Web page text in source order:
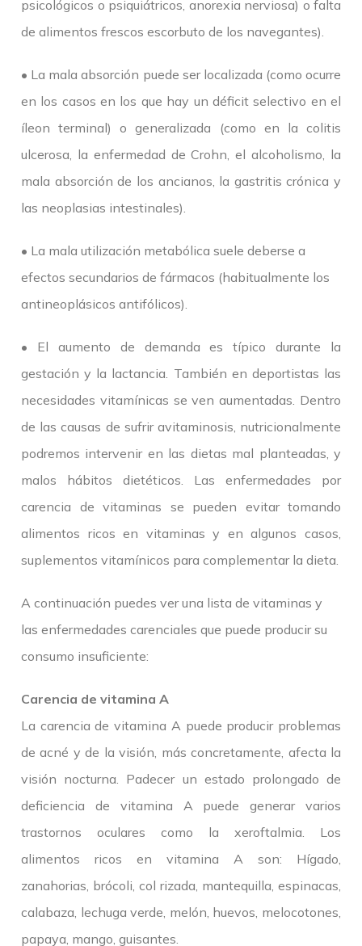
psicológicos o psiquiátricos, anorexia nerviosa) o falta
de alimentos frescos escorbuto de los navegantes).
• La mala absorción puede ser localizada (como ocurre
en los casos en los que hay un déficit selectivo en el
íleon terminal) o generalizada (como en la colitis
ulcerosa, la enfermedad de Crohn, el alcoholismo, la
mala absorción de los ancianos, la gastritis crónica y
las neoplasias intestinales).
• La mala utilización metabólica suele deberse a
efectos secundarios de fármacos (habitualmente los
antineoplásicos antifólicos).
• El aumento de demanda es típico durante la
gestación y la lactancia. También en deportistas las
necesidades vitamínicas se ven aumentadas. Dentro
de las causas de sufrir avitaminosis, nutricionalmente
podremos intervenir en las dietas mal planteadas, y
malos hábitos dietéticos. Las enfermedades por
carencia de vitaminas se pueden evitar tomando
alimentos ricos en vitaminas y en algunos casos,
suplementos vitamínicos para complementar la dieta.
A continuación puedes ver una lista de vitaminas y
las enfermedades carenciales que puede producir su
consumo insuficiente:
Carencia de vitamina A
La carencia de vitamina A puede producir problemas
de acné y de la visión, más concretamente, afecta la
visión nocturna. Padecer un estado prolongado de
deficiencia de vitamina A puede generar varios
trastornos oculares como la xeroftalmia. Los
alimentos ricos en vitamina A son: Hígado,
zanahorias, brócoli, col rizada, mantequilla, espinacas,
calabaza, lechuga verde, melón, huevos, melocotones,
papaya, mango, guisantes.